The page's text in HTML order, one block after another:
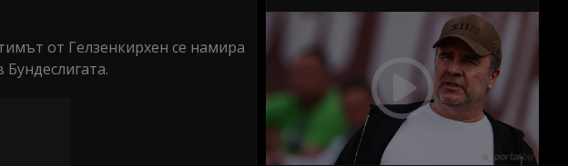
от Гелзенкирхен се намира